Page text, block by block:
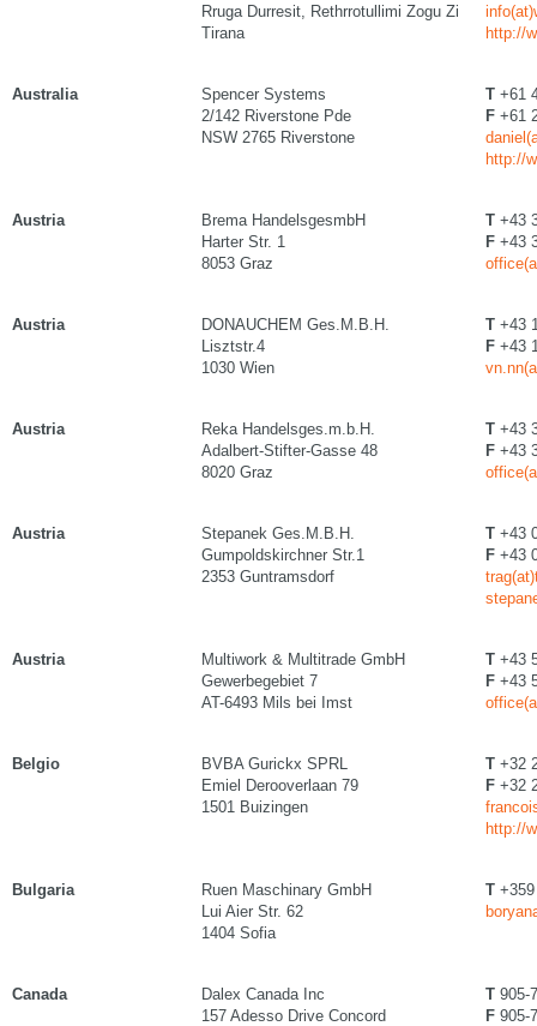
Rruga Durresit, Rethrrotullimi Zogu Zi
Tirana
http://
Australia
Spencer Systems
2/142 Riverstone Pde
NSW 2765 Riverstone
T +61
F +61
http://
Austria
Brema HandelsgesmbH
Harter Str. 1
8053 Graz
T +43
F +43
Austria
DONAUCHEM Ges.M.B.H.
Lisztstr.4
1030 Wien
T +43
F +43
Austria
Reka Handelsges.m.b.H.
Adalbert-Stifter-Gasse 48
8020 Graz
T +43
F +43
Austria
Stepanek Ges.M.B.H.
Gumpoldskirchner Str.1
2353 Guntramsdorf
T +43
F +43
Austria
Multiwork & Multitrade GmbH
Gewerbegebiet 7
AT-6493 Mils bei Imst
T +43
F +43
Belgio
BVBA Gurickx SPRL
Emiel Derooverlaan 79
1501 Buizingen
T +32
F +32
http://
Bulgaria
Ruen Maschinary GmbH
Lui Aier Str. 62
1404 Sofia
T
Canada
Dalex Canada Inc
157 Adesso Drive Concord
T 905-
F 905-